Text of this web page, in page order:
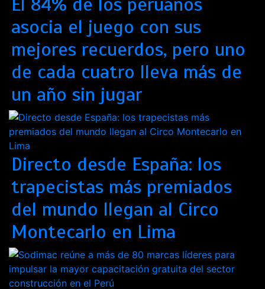
asocia el juego con sus
mejores recuerdos, pero uno
de cada cuatro lleva más de
un año sin jugar
Directo desde España: los
trapecistas más premiados
del mundo llegan al Circo
Montecarlo en Lima